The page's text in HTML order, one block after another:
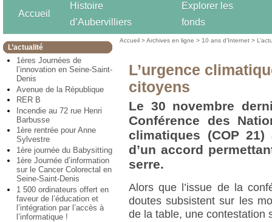
Accueil
Histoire
d’Aubervilliers
Explorer les
fonds
L’actualité
1ères Journées de
l’innovation en Seine-Saint-
Denis
Avenue de la République
RER B
Incendie au 72 rue Henri
Barbusse
1ère rentrée pour Anne
Sylvestre
1ère journée du Babysitting
1ère Journée d’information
sur le Cancer Colorectal en
Seine-Saint-Denis
1 500 ordinateurs offert en
faveur de l’éducation et
l’intégration par l’accès à
l’informatique !
Accueil >Archives en ligne > 10 ans d’Internet >
L’urgence
citoyens
Le 30 novembre
Conférence des
climatiques (COP
d’un accord
serre.
Alors que l’issue de la
doutes subsistent sur les
de la table, une contestation